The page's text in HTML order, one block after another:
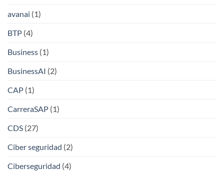
avanai (1)
BTP (4)
Business (1)
BusinessAI (2)
CAP (1)
CarreraSAP (1)
CDS (27)
Ciber seguridad (2)
Ciberseguridad (4)